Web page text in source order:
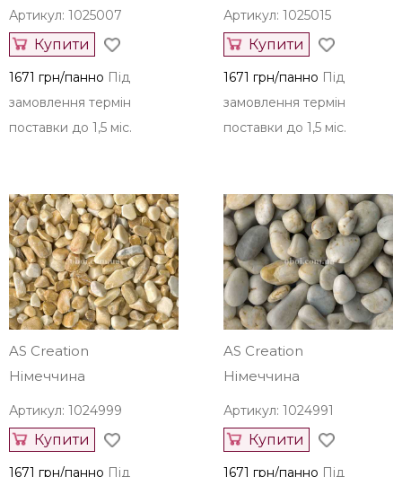
Артикул: 1025007
Купити
1671 грн/панно Під
замовлення термін
поставки до 1,5 міс.
Артикул: 1025015
Купити
1671 грн/панно Під
замовлення термін
поставки до 1,5 міс.
AS Creation
Німеччина
Артикул: 1024999
Купити
1671 грн/панно Під
AS Creation
Німеччина
Артикул: 1024991
Купити
1671 грн/панно Під